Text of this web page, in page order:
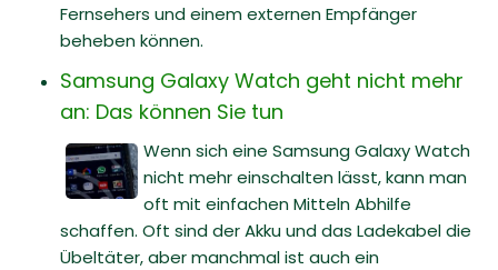
Fernsehers und einem externen Empfänger
beheben können.
Samsung Galaxy Watch geht nicht mehr
an: Das können Sie tun
Wenn sich eine Samsung Galaxy Watch
nicht mehr einschalten lässt, kann man
oft mit einfachen Mitteln Abhilfe
schaffen. Oft sind der Akku und das Ladekabel die
Übeltäter, aber manchmal ist auch ein